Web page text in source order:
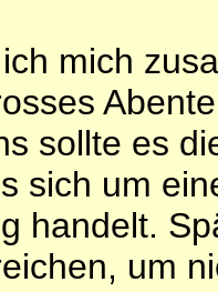
mich
sollte es
sich um
handelt.
um